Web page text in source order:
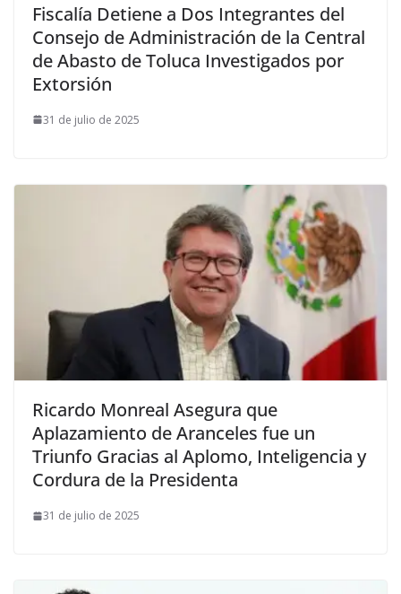
Fiscalía Detiene a Dos Integrantes del
Consejo de Administración de la Central
de Abasto de Toluca Investigados por
Extorsión
31 de julio de 2025
Ricardo Monreal Asegura que
Aplazamiento de Aranceles fue un
Triunfo Gracias al Aplomo, Inteligencia y
Cordura de la Presidenta
31 de julio de 2025